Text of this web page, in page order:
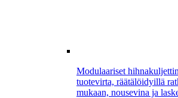
Modulaariset
tuotevirta, räätälöidyillä
mukaan, nousevina ja